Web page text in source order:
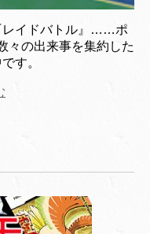
レイドバトル』……ポ
々の出来事を集約した
す。